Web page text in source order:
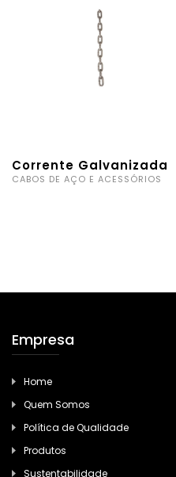
Corrente Galvanizada
CABOS DE AÇO E ACESSÓRIOS
Empresa
Home
Quem Somos
Política de Qualidade
Produtos
Sustentabilidade